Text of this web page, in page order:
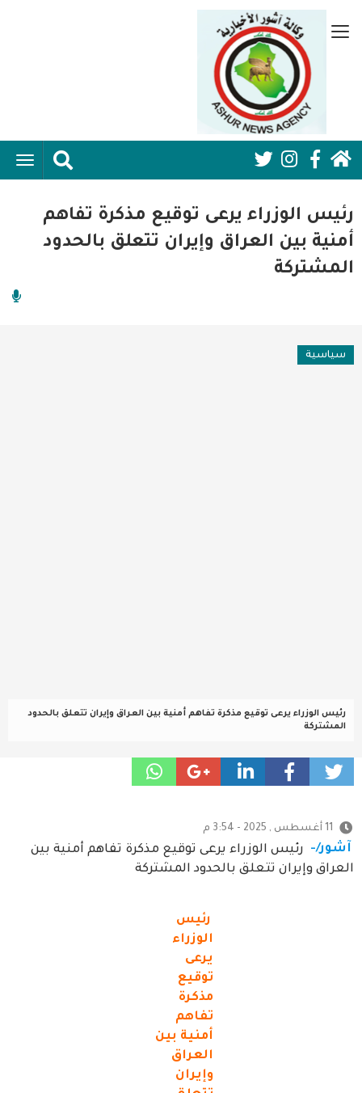
إلى
Social
Media:
Header
رئيس الوزراء يرعى توقيع مذكرة تفاهم
أمنية بين العراق وإيران تتعلق بالحدود
المشتركة
سياسية
رئيس الوزراء يرعى توقيع مذكرة تفاهم أمنية بين العراق وإيران تتعلق بالحدود
المشتركة
11 أغسطس , 2025 - 3:54 م
آشور/- رئيس الوزراء يرعى توقيع مذكرة تفاهم أمنية بين
العراق وإيران تتعلق بالحدود المشتركة
رئيس
الوزراء
يرعى
توقيع
مذكرة
تفاهم
أمنية بين
العراق
وإيران
قائمة
جانبية
الرئيسية
اقتصاد واعمال
امنية
فن وثقافة